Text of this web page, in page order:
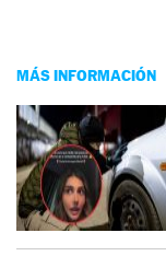
MÁS INFORMACIÓN